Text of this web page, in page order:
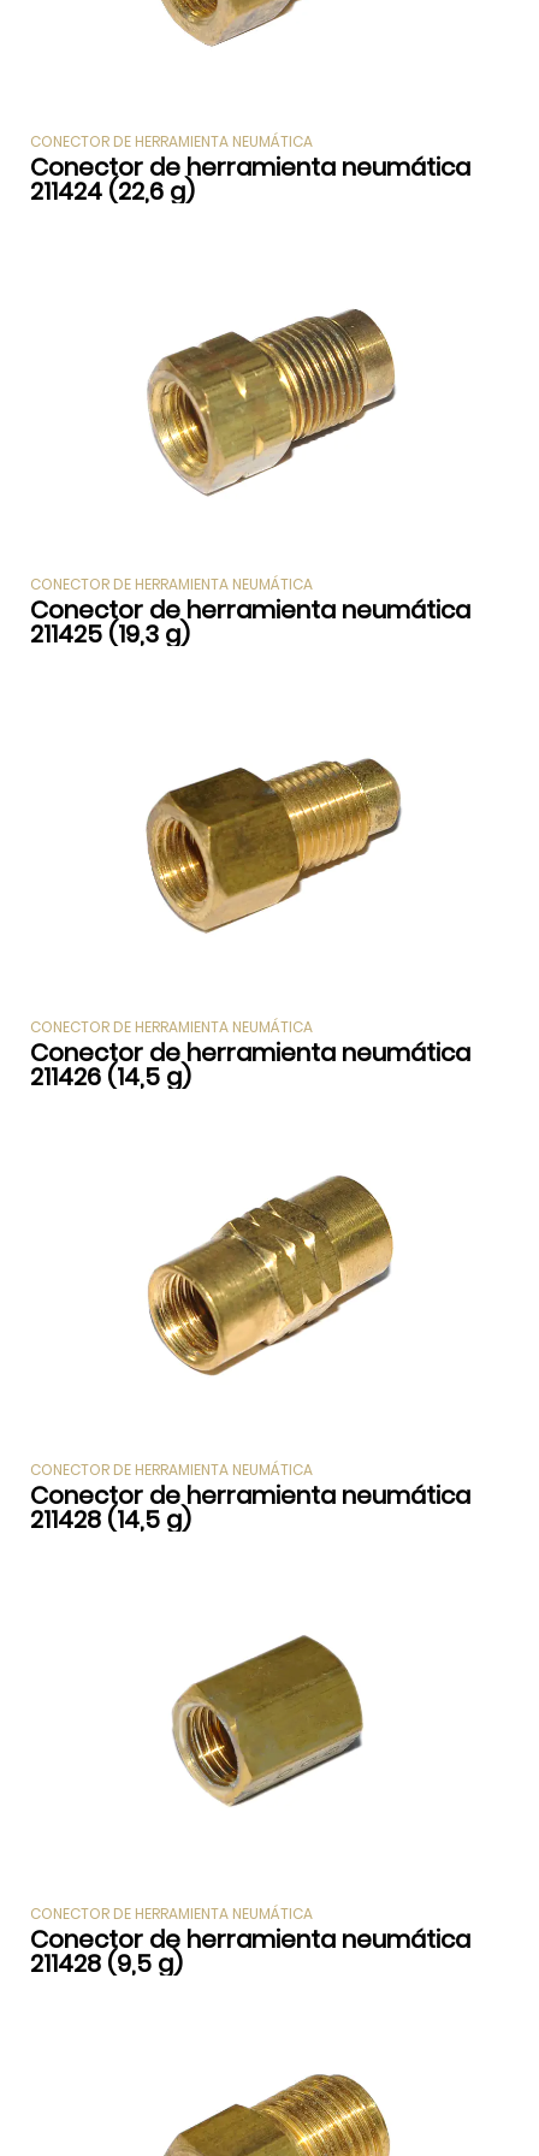
CONECTOR DE HERRAMIENTA NEUMÁTICA
Conector de herramienta neumática
211424 (22,6 g)
CONECTOR DE HERRAMIENTA NEUMÁTICA
Conector de herramienta neumática
211425 (19,3 g)
CONECTOR DE HERRAMIENTA NEUMÁTICA
Conector de herramienta neumática
211426 (14,5 g)
CONECTOR DE HERRAMIENTA NEUMÁTICA
Conector de herramienta neumática
211428 (14,5 g)
CONECTOR DE HERRAMIENTA NEUMÁTICA
Conector de herramienta neumática
211428 (9,5 g)